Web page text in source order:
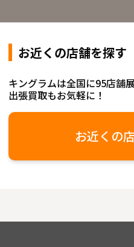
お近くの店舗を探す
キングラムは全国に95店舗
出張買取もお気軽に！
お近くの